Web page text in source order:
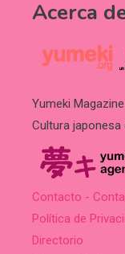
Acerca
Yumeki
Cultura japonesa
Contacto -
Política de
Directorio